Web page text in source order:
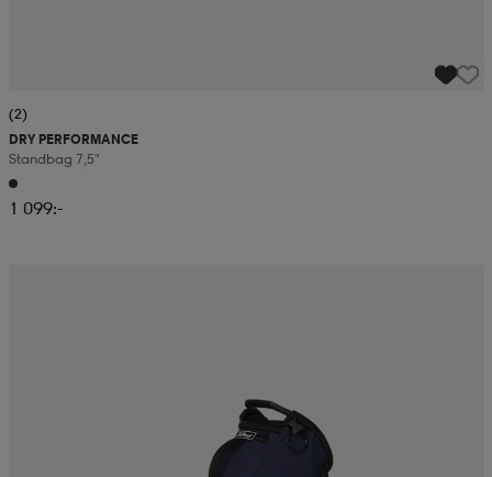
(2)
DRY PERFORMANCE
Standbag 7,5"
1 099:-